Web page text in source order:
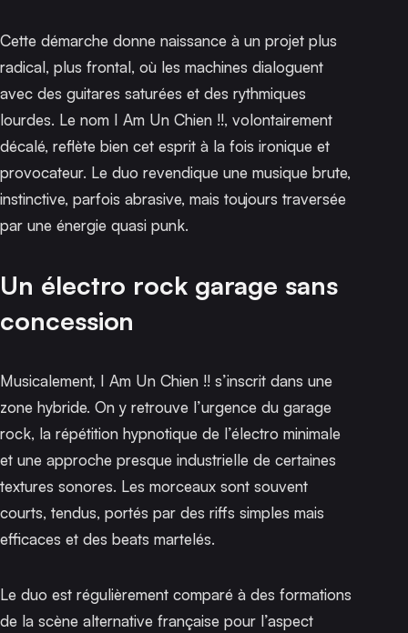
Cette démarche donne naissance à un projet plus
radical, plus frontal, où les machines dialoguent
avec des guitares saturées et des rythmiques
lourdes. Le nom I Am Un Chien !!, volontairement
décalé, reflète bien cet esprit à la fois ironique et
provocateur. Le duo revendique une musique brute,
instinctive, parfois abrasive, mais toujours traversée
par une énergie quasi punk.
Un électro rock garage sans
concession
Musicalement, I Am Un Chien !! s’inscrit dans une
zone hybride. On y retrouve l’urgence du garage
rock, la répétition hypnotique de l’électro minimale
et une approche presque industrielle de certaines
textures sonores. Les morceaux sont souvent
courts, tendus, portés par des riffs simples mais
efficaces et des beats martelés.
Le duo est régulièrement comparé à des formations
de la scène alternative française pour l’aspect